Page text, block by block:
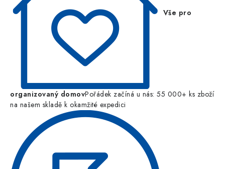
Vše pro
organizovaný domovPořádek začíná u nás: 55 000+ ks zboží
na našem skladě k okamžité expedici